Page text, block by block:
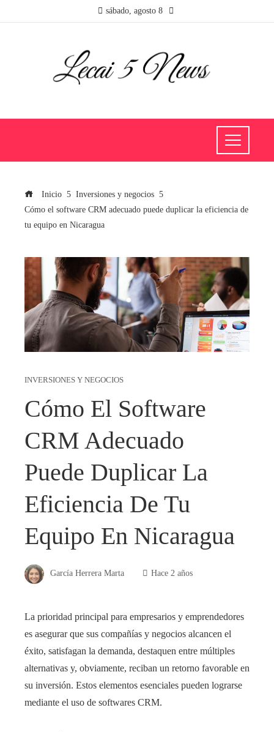
sábado, agosto 8
Inicio
Inversiones y negocios
Cómo el software CRM adecuado puede duplicar la eficiencia de
tu equipo en Nicaragua
INVERSIONES Y NEGOCIOS
Cómo El Software
CRM Adecuado
Puede Duplicar La
Eficiencia De Tu
Equipo En Nicaragua
García Herrera Marta Hace 2 años
La prioridad principal para empresarios y emprendedores
es asegurar que sus compañías y negocios alcancen el
éxito, satisfagan la demanda, destaquen entre múltiples
alternativas y, obviamente, reciban un retorno favorable en
su inversión. Estos elementos esenciales pueden lograrse
mediante el uso de softwares CRM.